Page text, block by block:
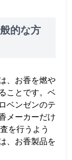
的な方
、お香を燃や
ことです。ベ
ベンゼンのテ
メーカーだけ
を行うよう
、お香製品を